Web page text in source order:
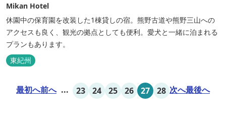
Mikan Hotel
休園中の保育園を改装した1棟貸しの宿。熊野古道や熊野三山への
アクセスも良く、観光の拠点としても便利。愛犬と一緒に泊まれる
プランもあります。
東紀州
最初へ前へ ... 23 24 25 26 27 28 次へ最後へ